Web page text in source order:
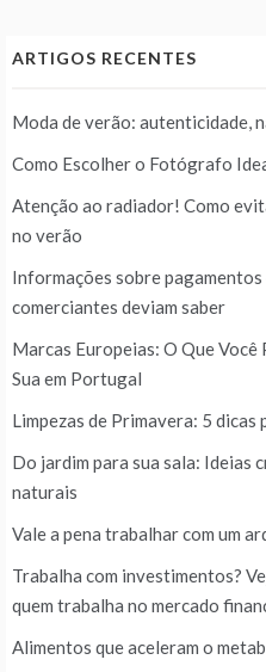
ARTIGOS RECENTES
Moda de verão: autenticidade,
Como Escolher o Fotógrafo
Atenção ao radiador! Como
no verão
Informações sobre
comerciantes deviam saber
Marcas Europeias: O Que
Sua em Portugal
Limpezas de Primavera: 5
Do jardim para sua sala: Ideias
naturais
Vale a pena trabalhar com um
Trabalha com investimentos?
quem trabalha no mercado
Alimentos que aceleram o